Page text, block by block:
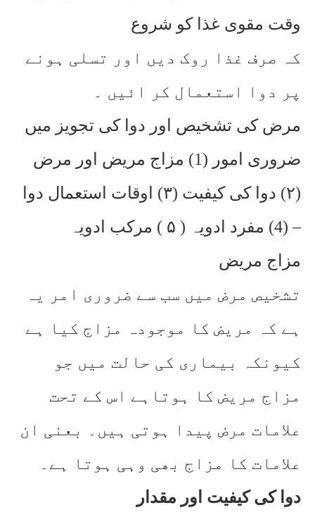
وقت مقوی غذا کو شروع
کہ صرف غذا روک دیں اور تسلی ہونے
پر دوا استعمال کر ائیں ۔
مرض کی تشخیص اور دوا کی تجویز میں
ضروری امور (1) مزاج مریض اور مرض
(۲) دوا کی کیفیت (۳) اوقات استعمال دوا
(4) مفرد ادویہ ( ۵ ) مرکب ادویہ –
مزاج مریض
تشخیص مرض میں سب سے ضروری امر یہ
ہے کہ مریض کا موجودہ مزاج کیا ہے
کیونکہ بیماری کی حالت میں جو
مزاج مریض کا ہوتاہے اس کے تحت
علامات مرض پیدا ہوتی ہیں۔ بعنی ان
علامات کا مزاج بھی وہی ہوتا ہے۔
دوا کی کیفیت اور مقدار